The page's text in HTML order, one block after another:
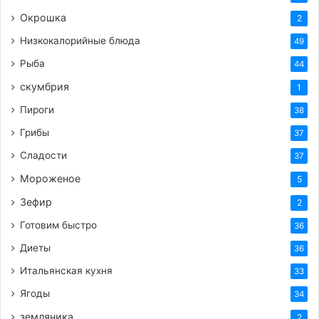
Окрошка 2
Низкокалорийные блюда 49
Рыба 44
скумбрия 1
Пироги 38
Грибы 37
Сладости 37
Мороженое 5
Зефир 2
Готовим быстро 36
Диеты 36
Итальянская кухня 33
Ягоды 34
земляника